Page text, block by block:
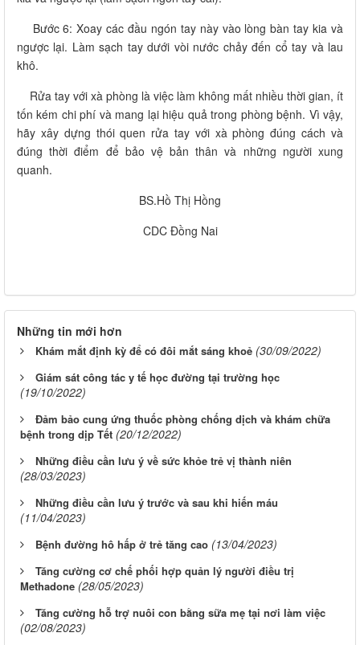
Bước 6: Xoay các đầu ngón tay này vào lòng bàn tay kia và
ngược lại. Làm sạch tay dưới vòi nước chảy đến cổ tay và lau
khô.
Rửa tay với xà phòng là việc làm không mất nhiều thời gian, ít
tốn kém chi phí và mang lại hiệu quả trong phòng bệnh. Vì vậy,
hãy xây dựng thói quen rửa tay với xà phòng đúng cách và
đúng thời điểm để bảo vệ bản thân và những người xung
quanh.
BS.Hồ Thị Hồng
CDC Đồng Nai
Những tin mới hơn
Khám mắt định kỳ để có đôi mắt sáng khoẻ (30/09/2022)
Giám sát công tác y tế học đường tại trường học
(19/10/2022)
Đảm bảo cung ứng thuốc phòng chống dịch và khám chữa
bệnh trong dịp Tết (20/12/2022)
Những điều cần lưu ý về sức khỏe trẻ vị thành niên
(28/03/2023)
Những điều cần lưu ý trước và sau khi hiến máu
(11/04/2023)
Bệnh đường hô hấp ở trẻ tăng cao (13/04/2023)
Tăng cường cơ chế phối hợp quản lý người điều trị
Methadone (28/05/2023)
Tăng cường hỗ trợ nuôi con bằng sữa mẹ tại nơi làm việc
(02/08/2023)